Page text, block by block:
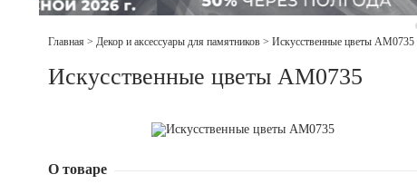
Главная > Декор и аксессуары для памятников > Искусственные цветы AM0735
Искусственные цветы AM0735
О товаре